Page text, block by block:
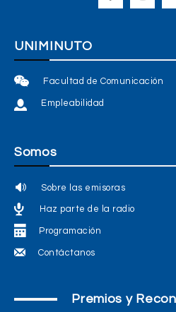
UNIMINUTO
Facultad de Comunicación
Empleabilidad
Somos
Sobre las emisoras
Haz parte de la radio
Programación
Contáctanos
Premios y